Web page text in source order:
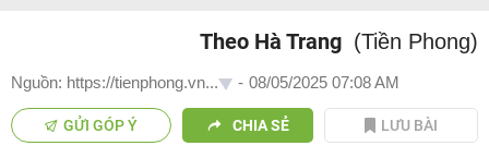
Theo Hà Trang (Tiền Phong)
Nguồn: https://tienphong.vn... - 08/05/2025 07:08 AM
GỬI GÓP Ý CHIA SẺ LƯU BÀI